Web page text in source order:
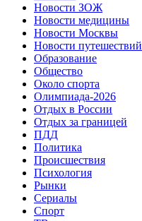
Новости ЗОЖ
Новости медицины
Новости Москвы
Новости путешествий
Образование
Общество
Около спорта
Олимпиада-2026
Отдых в России
Отдых за границей
ПДД
Политика
Происшествия
Психология
Рынки
Сериалы
Спорт